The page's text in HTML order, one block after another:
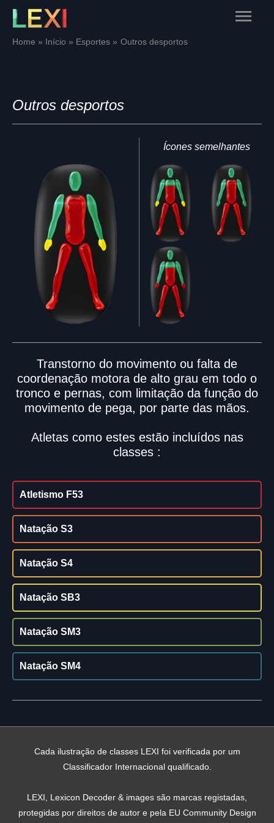
Skip
content
Main
Home Início Esportes Outros desportos
Outros desportos
Ícones semelhantes
Transtorno do movimento ou falta de
coordenação motora de alto grau em todo o
tronco e pernas, com limitação da função do
movimento de pega, por parte das mãos.
Atletas como estes estão incluídos nas
classes :
Atletismo F53
Natação S3
Natação S4
Natação SB3
Natação SM3
Natação SM4
Cada ilustração de classes LEXI foi verificada por um
Classificador Internacional qualificado.
LEXI, Lexicon Decoder & images são marcas registadas,
protegidas por direitos de autor e pela EU Community Design